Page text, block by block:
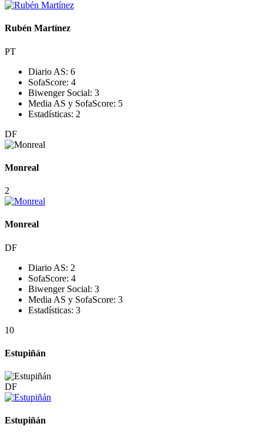
Rubén Martínez
PT
Diario AS: 6
SofaScore: 4
Biwenger Social: 3
Media AS y SofaScore: 5
Estadísticas: 2
DF
Monreal
2
Monreal
DF
Diario AS: 2
SofaScore: 4
Biwenger Social: 3
Media AS y SofaScore: 3
Estadísticas: 3
10
Estupiñán
DF
Estupiñán